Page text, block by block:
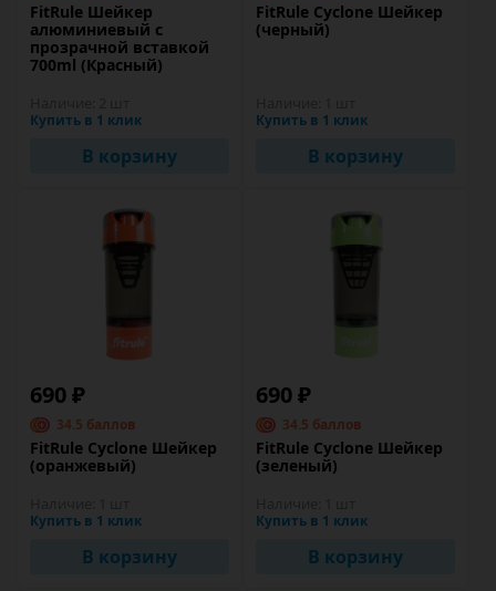
FitRule Шейкер
алюминиевый с
прозрачной вставкой
700ml (Красный)
Купить в 1 клик
В корзину
FitRule Cyclone Шейкер
(черный)
Купить в 1 клик
В корзину
690 ₽
34.5 баллов
FitRule Cyclone Шейкер
(оранжевый)
Купить в 1 клик
В корзину
690 ₽
34.5 баллов
FitRule Cyclone Шейкер
(зеленый)
Купить в 1 клик
В корзину